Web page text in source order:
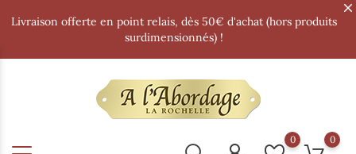
Livraison offerte en point relais, dès 50€ d'achat (hors produits
surdimensionnés) !
0 0